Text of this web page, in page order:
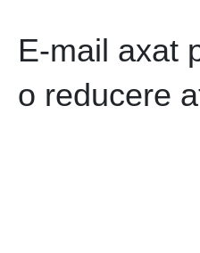
E-mail axat
o reducere